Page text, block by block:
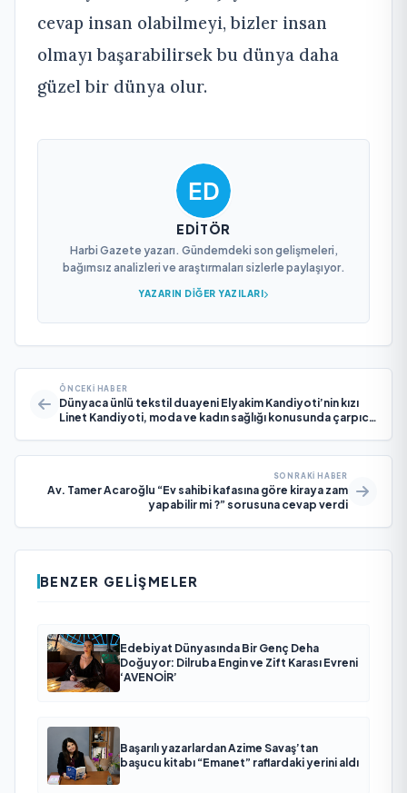
cevap insan olabilmeyi, bizler insan
olmayı başarabilirsek bu dünya daha
güzel bir dünya olur.
EDITÖR
Harbi Gazete yazarı. Gündemdeki son gelişmeleri,
bağımsız analizleri ve araştırmaları sizlerle paylaşıyor.
YAZARIN DIĞER YAZILARI
ÖNCEKI HABER
Dünyaca ünlü tekstil duayeni Elyakim Kandiyoti’nin kızı
Linet Kandiyoti, moda ve kadın sağlığı konusunda çarpıcı
SONRAKI HABER
Av. Tamer Acaroğlu “Ev sahibi kafasına göre kiraya zam
yapabilir mi ?” sorusuna cevap verdi
BENZER GELIŞMELER
Edebiyat Dünyasında Bir Genç Deha
Doğuyor: Dilruba Engin ve Zift Karası Evreni
‘AVENOİR’
Başarılı yazarlardan Azime Savaş’tan
başucu kitabı “Emanet” raflardaki yerini aldı